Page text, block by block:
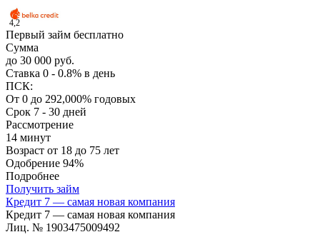
4,2
Первый займ бесплатно
Сумма
до 30 000 руб.
Ставка 0 - 0.8% в день
ПСК:
От 0 до 292,000% годовых
Срок 7 - 30 дней
Рассмотрение
14 минут
Возраст от 18 до 75 лет
Одобрение 94%
Подробнее
Получить займ
Кредит 7 — самая новая компания
Кредит 7 — самая новая компания
Лиц. № 1903475009492